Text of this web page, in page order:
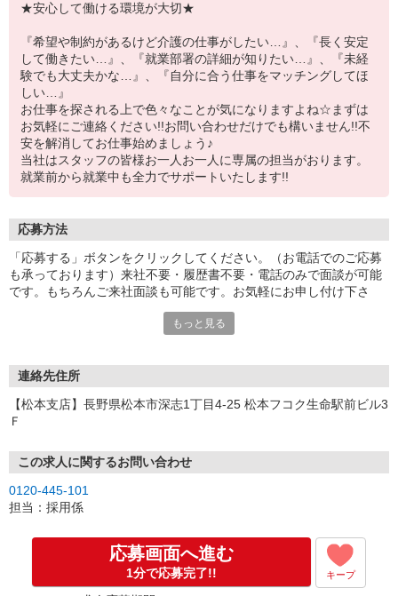
★安心して働ける環境が大切★
『希望や制約があるけど介護の仕事がしたい…』、『長く安定
して働きたい…』、『就業部署の詳細が知りたい…』、『未経
験でも大丈夫かな…』、『自分に合う仕事をマッチングしてほ
しい…』
お仕事を探される上で色々なことが気になりますよね☆まずは
お気軽にご連絡ください!!お問い合わせだけでも構いません!!不
安を解消してお仕事始めましょう♪
当社はスタッフの皆様お一人お一人に専属の担当がおります。
就業前から就業中も全力でサポートいたします!!
応募方法
「応募する」ボタンをクリックしてください。（お電話でのご応募
も承っております）来社不要・履歴書不要・電話のみで面談が可能
です。もちろんご来社面談も可能です。お気軽にお申し付け下さ
もっと見る
連絡先住所
【松本支店】長野県松本市深志1丁目4-25 松本フコク生命駅前ビル3
Ｆ
この求人に関するお問い合わせ
0120-445-101
担当：採用係
応募画面へ進む
1分で応募完了!! キープ